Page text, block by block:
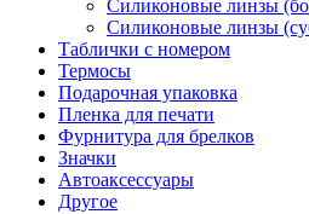
Силиконовые линзы
Силиконовые линзы
Таблички с номером
Термосы
Подарочная упаковка
Пленка для печати
Фурнитура для брелков
Значки
Автоаксессуары
Другое